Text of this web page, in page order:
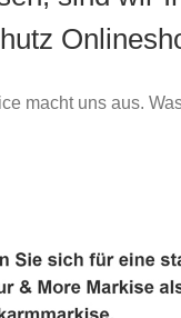
macht uns aus.